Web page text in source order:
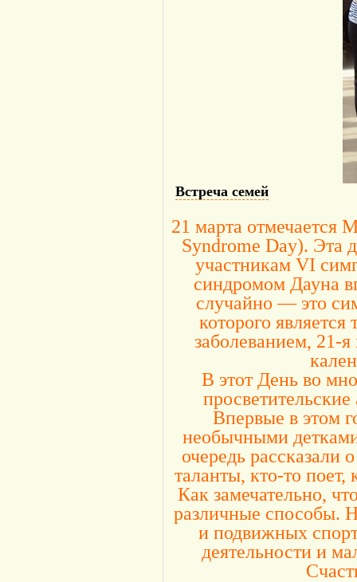
Встреча семей
21 марта отмечается
Syndrome Day). Эта
участникам VI
синдромом Дауна
случайно — это
которого
заболеванием, 21-
В этот День во
Впервые в этом
необычными
очередь
таланты, кто-то
Как замечательно,
различные способы.
и подвижных
деятельности и